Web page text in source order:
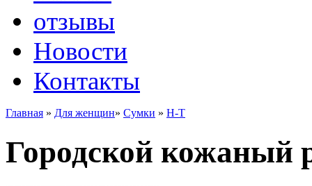
отзывы
Новости
Контакты
Главная » Для женщин» Сумки » H-T
Городской кожаный